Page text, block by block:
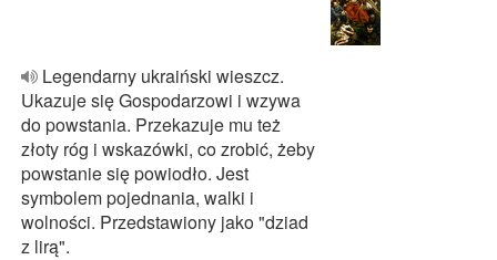
Legendarny ukraiński wieszcz.
Ukazuje się Gospodarzowi i wzywa
do powstania. Przekazuje mu też
złoty róg i wskazówki, co zrobić, żeby
powstanie się powiodło. Jest
symbolem pojednania, walki i
wolności. Przedstawiony jako "dziad
z lirą".